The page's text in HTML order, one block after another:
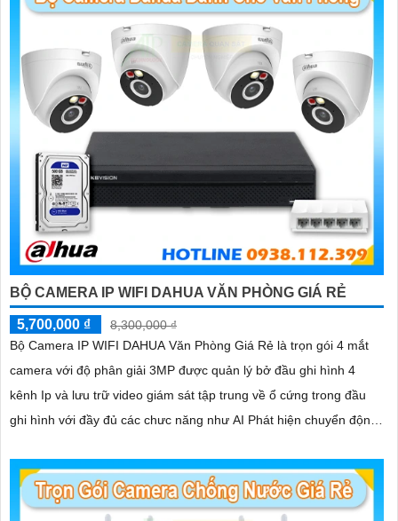
biết để được tư vấn chi tiết hơn. Chúc bạn thành công!
BỘ CAMERA IP WIFI DAHUA VĂN PHÒNG GIÁ RẺ
5,700,000 ₫
8,300,000 ₫
Bộ Camera IP WIFI DAHUA Văn Phòng Giá Rẻ là trọn gói 4 mắt
camera với độ phân giải 3MP được quản lý bở đầu ghi hình 4
kênh Ip và lưu trữ video giám sát tập trung về ổ cứng trong đầu
ghi hình với đầy đủ các chưc năng như AI Phát hiện chuyển động,